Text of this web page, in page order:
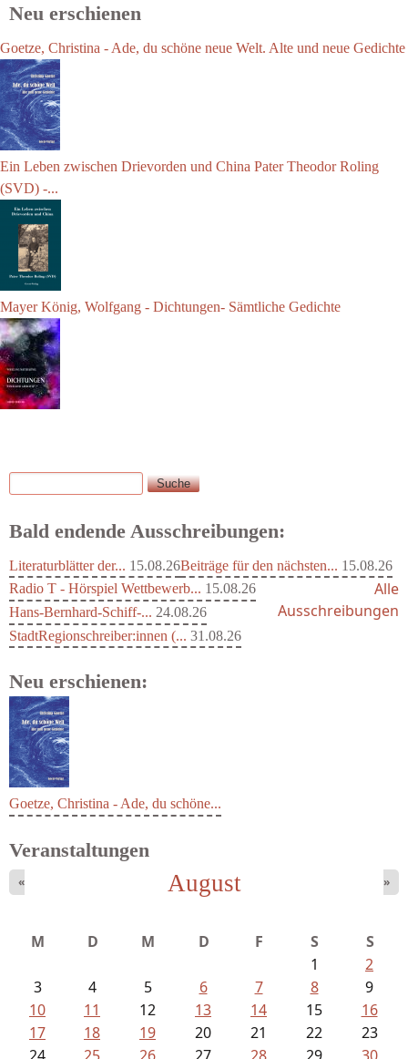
Neu erschienen
Goetze, Christina - Ade, du schöne neue Welt. Alte und neue Gedichte
Ein Leben zwischen Drievorden und China Pater Theodor Roling
(SVD) -...
Mayer König, Wolfgang - Dichtungen- Sämtliche Gedichte
Suchformular
Suche
Bald endende Ausschreibungen:
Literaturblätter der... 15.08.26Beiträge für den nächsten... 15.08.26
Radio T - Hörspiel Wettbewerb... 15.08.26
Hans-Bernhard-Schiff-... 24.08.26
StadtRegionschreiber:innen (... 31.08.26
Alle
Ausschreibungen
Neu erschienen:
Goetze, Christina - Ade, du schöne...
Veranstaltungen
August
« »
M D M D F S
S
1
2
3
4 5 6 7 8
9
10
11 12 13 14 15
16
17
18 19 20 21 22
23